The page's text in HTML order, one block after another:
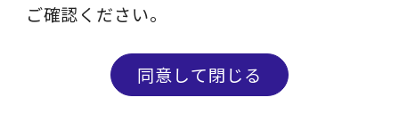
【特集】CFO革新
ご確認ください。
同意して閉じる